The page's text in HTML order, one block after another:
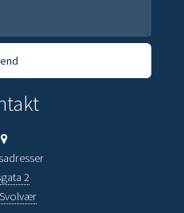
2